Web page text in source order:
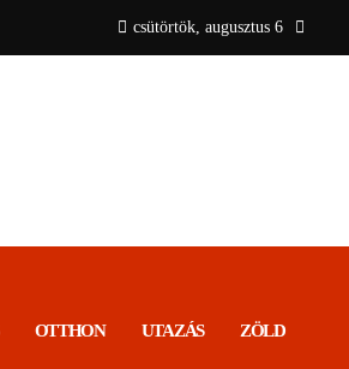
csütörtök, augusztus 6
OTTHON UTAZÁS ZÖLD